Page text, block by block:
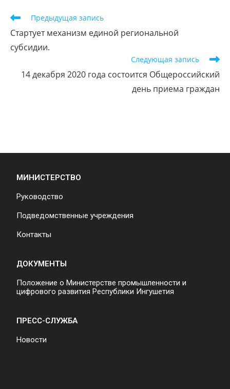
Предыдущая запись
Cтартует механизм единой региональной
субсидии.
Следующая запись
14 декабря 2020 года состоится Общероссийский
день приема граждан
МИНИСТЕРСТВО
Руководство
Подведомственные учреждения
Контакты
ДОКУМЕНТЫ
Положение о Министерстве промышленности и
цифрового развития Республики Ингушетия
ПРЕСС-СЛУЖБА
Новости